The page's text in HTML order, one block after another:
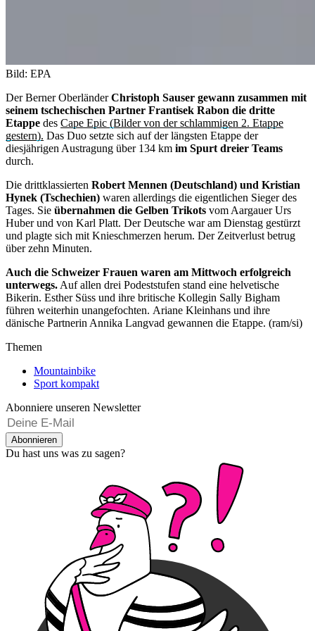
Bild: EPA
Der Berner OberländerChristoph Sauser gewann zusammen mit
seinem tschechischen Partner Frantisek Rabon die dritte
Etappe des Cape Epic (Bilder von der schlammigen 2. Etappe
gestern). Das Duo setzte sich auf der längsten Etappe der
diesjährigen Austragung über 134 km im Spurt dreier Teams
durch.
Die drittklassierten Robert Mennen (Deutschland) und Kristian
Hynek (Tschechien) waren allerdings die eigentlichen Sieger des
Tages. Sie übernahmen die Gelben Trikots vom Aargauer Urs
Huber und von Karl Platt. Der Deutsche war am Dienstag gestürzt
und plagte sich mit Knieschmerzen herum. Der Zeitverlust betrug
über zehn Minuten.
Auch die Schweizer Frauen waren am Mittwoch erfolgreich
unterwegs. Auf allen drei Podeststufen stand eine helvetische
Bikerin. Esther Süss und ihre britische Kollegin Sally Bigham
führen weiterhin unangefochten. Ariane Kleinhans und ihre
dänische Partnerin Annika Langvad gewannen die Etappe. (ram/si)
Themen
Mountainbike
Sport kompakt
Abonniere unseren Newsletter
Abonnieren
Du hast uns was zu sagen?